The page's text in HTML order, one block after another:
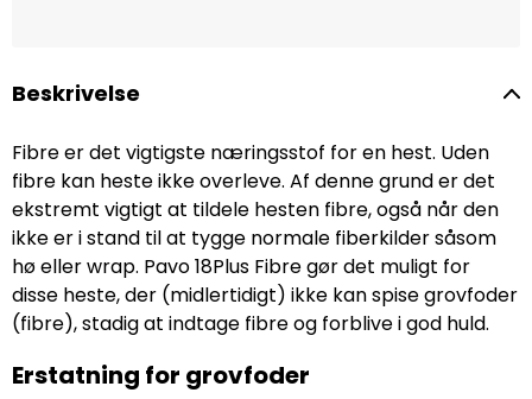
Beskrivelse
Fibre er det vigtigste næringsstof for en hest. Uden
fibre kan heste ikke overleve. Af denne grund er det
ekstremt vigtigt at tildele hesten fibre, også når den
ikke er i stand til at tygge normale fiberkilder såsom
hø eller wrap. Pavo 18Plus Fibre gør det muligt for
disse heste, der (midlertidigt) ikke kan spise grovfoder
(fibre), stadig at indtage fibre og forblive i god huld.
Erstatning for grovfoder